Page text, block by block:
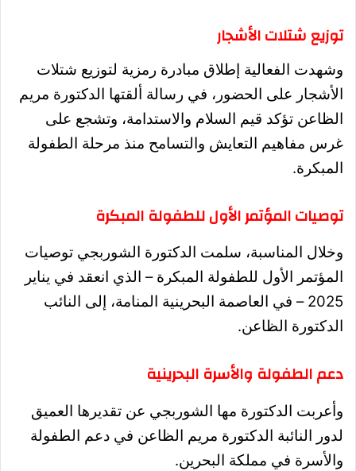
توزيع شتلات الأشجار
وشهدت الفعالية إطلاق مبادرة رمزية لتوزيع شتلات
الأشجار على الحضور، في رسالة ألقتها الدكتورة مريم
الظاعن تؤكد قيم السلام والاستدامة، وتشجع على
غرس مفاهيم التعايش والتسامح منذ مرحلة الطفولة
المبكرة.
توصيات المؤتمر الأول للطفولة المبكرة
وخلال المناسبة، سلمت الدكتورة الشوربجي توصيات
المؤتمر الأول للطفولة المبكرة – الذي انعقد في يناير
2025 – في العاصمة البحرينية المنامة، إلى النائب
الدكتورة الظاعن.
دعم الطفولة والأسرة البحرينية
وأعربت الدكتورة مها الشوربجي عن تقديرها العميق
لدور النائبة الدكتورة مريم الظاعن في دعم الطفولة
والأسرة في مملكة البحرين.